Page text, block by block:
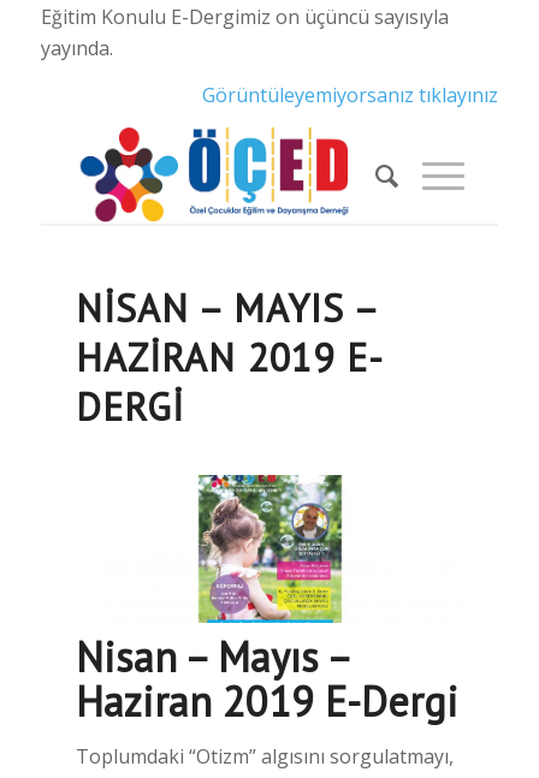
Eğitim Konulu E-Dergimiz on üçüncü sayısıyla
yayında.
Görüntüleyemiyorsanız tıklayınız